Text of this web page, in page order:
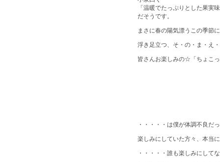
「温暖でたっぷりとした果実
だそうです。
まさに春の陽気漂うこの季節
浮き足立つ、そ・の・ま・え
皆さんお楽しみの☆「ちょこ
・・・・・は僕が体調不良だ
楽しみにしていた方々、本当
・・・・・誰も楽しみにして